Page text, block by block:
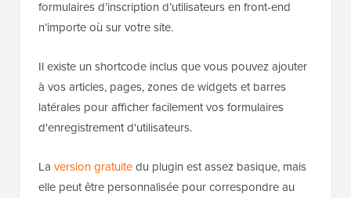
formulaires d’inscription d’utilisateurs en front-end
n’importe où sur votre site.
Il existe un shortcode inclus que vous pouvez ajouter
à vos articles, pages, zones de widgets et barres
latérales pour afficher facilement vos formulaires
d'enregistrement d'utilisateurs.
La version gratuitedu plugin est assez basique, mais
elle peut être personnalisée pour correspondre au